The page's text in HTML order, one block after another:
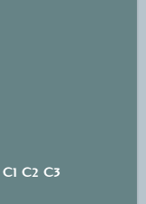
C1 C2 C3